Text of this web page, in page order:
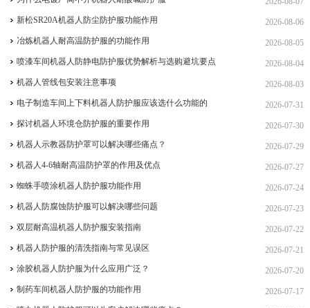
2026-08-06
新松SR20A机器人防尘防护服功能作用
2026-08-05
冶炼机器人耐高温防护服的功能作用
2026-08-04
喷漆车间机器人防静电防护服优势解析与选购避坑要点
2026-08-03
机器人管线包安装注意事项
2026-07-31
电子制造车间上下料机器人防护服应该选什么功能的
2026-07-30
探讨机器人环境仓防护服的重要作用
2026-07-29
机器人示教器防护罩可以解决哪些痛点？
2026-07-27
机器人4-6轴耐高温防护罩的作用及优点
2026-07-24
蜘蛛手喷涂机器人防护服功能作用
2026-07-23
机器人防腐蚀防护服可以解决哪些问题
2026-07-22
双层耐高温机器人防护服安装指南
2026-07-21
机器人防护服的清洗指南与常见误区
2026-07-20
涂胶机器人防护服为什么应用广泛？
2026-07-17
制药车间机器人防护服的功能作用